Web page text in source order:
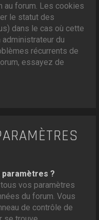
au forum. Les cookies
le statut des
dans le cas où cette
du
récurrents de
essayez de
?
vos paramètres
du forum. Vous
de contrôle de